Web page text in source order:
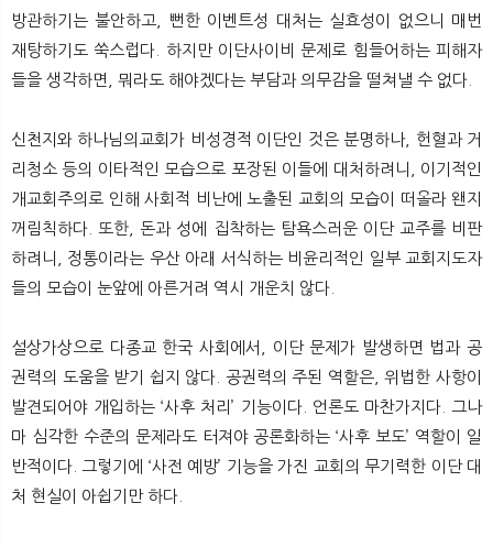
뉴 색
방관하기는 불안하고, 뻔한 이벤트성 대처는 실효성이 없으니 매번
재탕하기도 쑥스럽다. 하지만 이단사이비 문제로 힘들어하는 피해자
들을 생각하면, 뭐라도 해야겠다는 부담과 의무감을 떨쳐낼 수 없다.
신천지와 하나님의교회가 비성경적 이단인 것은 분명하나, 헌혈과 거
리청소 등의 이타적인 모습으로 포장된 이들에 대처하려니, 이기적인
개교회주의로 인해 사회적 비난에 노출된 교회의 모습이 떠올라 왠지
꺼림칙하다. 또한, 돈과 성에 집착하는 탐욕스러운 이단 교주를 비판
하려니, 정통이라는 우산 아래 서식하는 비윤리적인 일부 교회지도자
들의 모습이 눈앞에 아른거려 역시 개운치 않다.
설상가상으로 다종교 한국 사회에서, 이단 문제가 발생하면 법과 공
권력의 도움을 받기 쉽지 않다. 공권력의 주된 역할은, 위법한 사항이
발견되어야 개입하는 ‘사후 처리’ 기능이다. 언론도 마찬가지다. 그나
마 심각한 수준의 문제라도 터져야 공론화하는 ‘사후 보도’ 역할이 일
반적이다. 그렇기에 ‘사전 예방’ 기능을 가진 교회의 무기력한 이단 대
처 현실이 아쉽기만 하다.